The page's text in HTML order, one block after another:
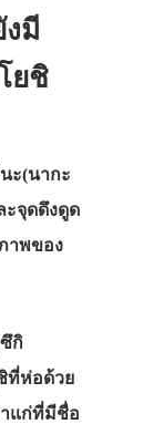
มี
ยชิ
ะ(นากะ
ะจุดดึงดูด
าพของ
กิ
ที่ห่อด้วย
าแก่ที่มีชื่อ